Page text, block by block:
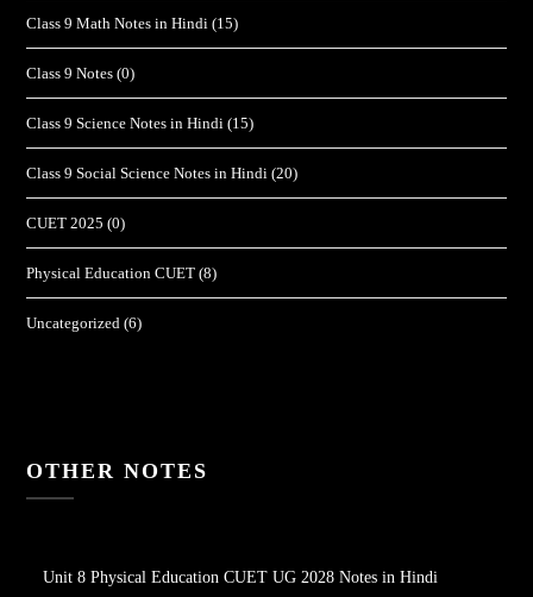
Class 9 Math Notes in Hindi (15)
Class 9 Notes (0)
Class 9 Science Notes in Hindi (15)
Class 9 Social Science Notes in Hindi (20)
CUET 2025 (0)
Physical Education CUET (8)
Uncategorized (6)
OTHER NOTES
Unit 8 Physical Education CUET UG 2028 Notes in Hindi